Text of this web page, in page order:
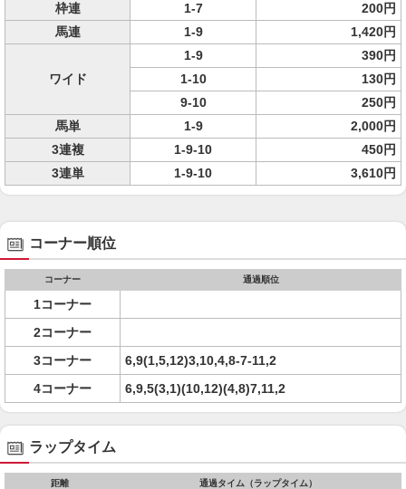
枠連
1-7
200円
馬連
1-9 1,420円
ワイド
1-9
390円
1-10
130円
9-10
250円
馬単
1-9
2,000円
3連複
1-9-10
450円
3連単
1-9-10 3,610円
コーナー順位
コーナー 通過順位
1コーナー
2コーナー
3コーナー
6,9(1,5,12)3,10,4,8-7-11,2
4コーナー
6,9,5(3,1)(10,12)(4,8)7,11,2
ラップタイム
距離 通過タイム（ラップタイム）